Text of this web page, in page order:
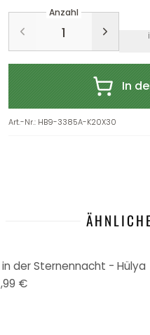
Anzahl
In
Art.-Nr.: HB9-3385A-K20X30
der Sternennacht - Hülya
€